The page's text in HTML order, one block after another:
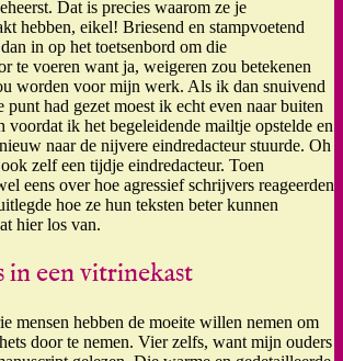
Dat is precies waarom ze je
hebben, eikel! Briesend en stampvoetend
in op het toetsenbord om die
te voeren want ja, weigeren zou betekenen
worden voor mijn werk. Als ik dan snuivend
punt had gezet moest ik echt even naar buiten
voordat ik het begeleidende mailtje opstelde en
naar de nijvere eindredacteur stuurde. Oh
zelf een tijdje eindredacteur. Toen
eens over hoe agressief schrijvers reageerden
hoe ze hun teksten beter kunnen
hier los van.
een vitrinekast
mensen hebben de moeite willen nemen om
door te nemen. Vier zelfs, want mijn ouders